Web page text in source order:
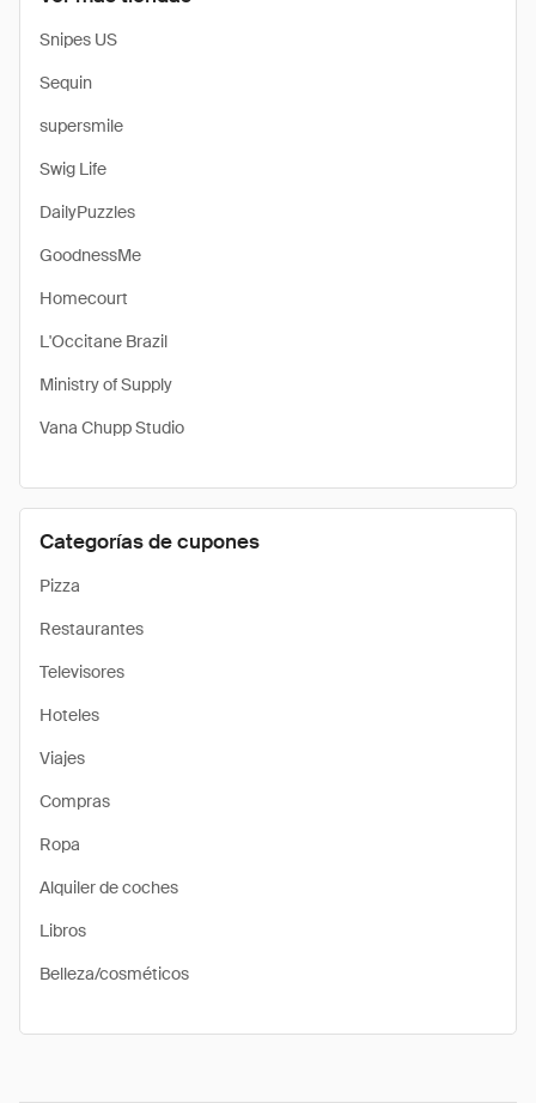
Snipes US
Sequin
supersmile
Swig Life
DailyPuzzles
GoodnessMe
Homecourt
L'Occitane Brazil
Ministry of Supply
Vana Chupp Studio
Categorías de cupones
Pizza
Restaurantes
Televisores
Hoteles
Viajes
Compras
Ropa
Alquiler de coches
Libros
Belleza/cosméticos